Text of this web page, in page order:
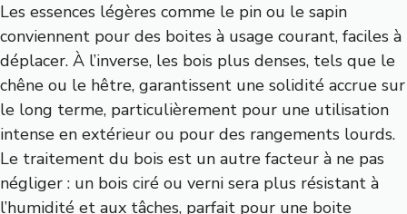
Les essences légères comme le pin ou le sapin
conviennent pour des boites à usage courant, faciles à
déplacer. À l’inverse, les bois plus denses, tels que le
chêne ou le hêtre, garantissent une solidité accrue sur
le long terme, particulièrement pour une utilisation
intense en extérieur ou pour des rangements lourds.
Le traitement du bois est un autre facteur à ne pas
négliger : un bois ciré ou verni sera plus résistant à
l’humidité et aux tâches, parfait pour une boite